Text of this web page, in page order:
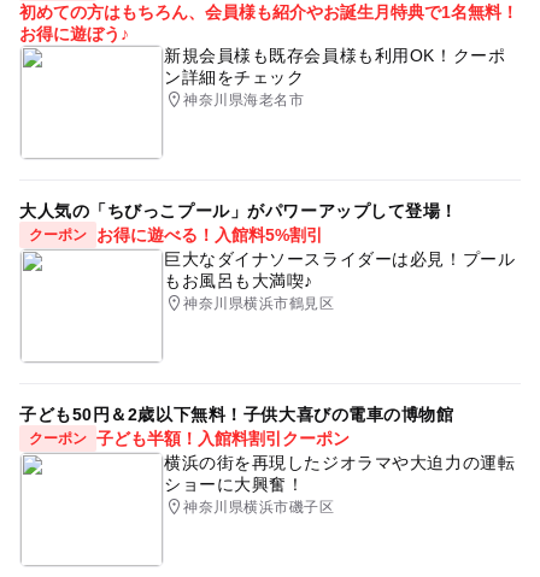
初めての方はもちろん、会員様も紹介やお誕生月特典で1名無料！
お得に遊ぼう♪
新規会員様も既存会員様も利用OK！クーポ
ン詳細をチェック
神奈川県海老名市
大人気の「ちびっこプール」がパワーアップして登場！
クーポン
お得に遊べる！入館料5%割引
巨大なダイナソースライダーは必見！プール
もお風呂も大満喫♪
神奈川県横浜市鶴見区
子ども50円＆2歳以下無料！子供大喜びの電車の博物館
クーポン 子ども半額！入館料割引クーポン
横浜の街を再現したジオラマや大迫力の運転
ショーに大興奮！
神奈川県横浜市磯子区